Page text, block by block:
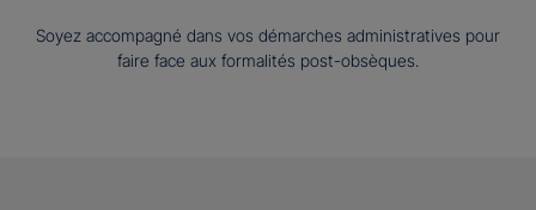
Soyez accompagné dans vos démarches administratives pour
faire face aux formalités post-obsèques.